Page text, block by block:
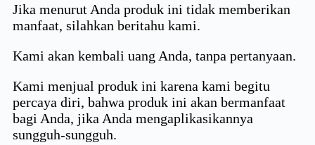
Jika menurut Anda produk ini tidak memberikan
manfaat, silahkan beritahu kami.
Kami akan kembali uang Anda, tanpa pertanyaan.
Kami menjual produk ini karena kami begitu
percaya diri, bahwa produk ini akan bermanfaat
bagi Anda, jika Anda mengaplikasikannya
sungguh-sungguh.